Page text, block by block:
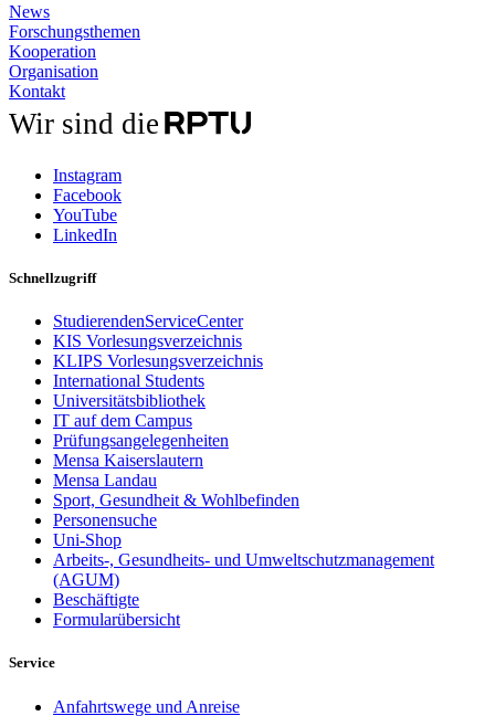
News
Forschungsthemen
Kooperation
Organisation
Kontakt
Wir sind die
Instagram
Facebook
YouTube
LinkedIn
Schnellzugriff
StudierendenServiceCenter
KIS Vorlesungsverzeichnis
KLIPS Vorlesungsverzeichnis
International Students
Universitätsbibliothek
IT auf dem Campus
Prüfungsangelegenheiten
Mensa Kaiserslautern
Mensa Landau
Sport, Gesundheit & Wohlbefinden
Personensuche
Uni-Shop
Arbeits-, Gesundheits- und Umweltschutzmanagement
(AGUM)
Beschäftigte
Formularübersicht
Service
Anfahrtswege und Anreise